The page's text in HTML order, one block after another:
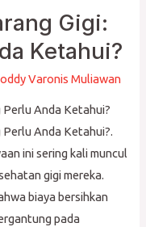
Gigi:
Ketahui?
Varonis Muliawan
Perlu Anda Ketahui?
Perlu Anda Ketahui?.
ini sering kali muncul
gigi mereka.
biaya bersihkan
pada